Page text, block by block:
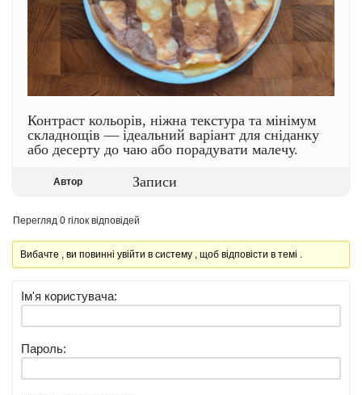
Контраст кольорів, ніжна текстура та мінімум
складнощів — ідеальний варіант для сніданку
або десерту до чаю або порадувати малечу.
Автор Записи
Перегляд 0 гілок відповідей
Вибачте , ви повинні увійти в систему , щоб відповісти в темі .
Ім'я користувача:
Пароль: